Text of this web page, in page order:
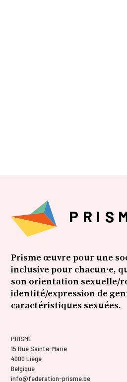
Prisme œuvre pour une
inclusive pour chacun·e,
son orientation sexuelle/
identité/expression de
caractéristiques sexuées.
PRISME
15 Rue Sainte-Marie
4000 Liège
Belgique
info@federation-prisme.be